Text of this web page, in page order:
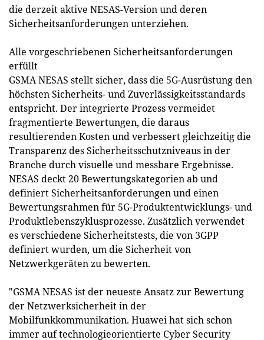
die derzeit aktive NESAS-Version und deren
Sicherheitsanforderungen unterziehen.
Alle vorgeschriebenen Sicherheitsanforderungen
erfüllt
GSMA NESAS stellt sicher, dass die 5G-Ausrüstung den
höchsten Sicherheits- und Zuverlässigkeitsstandards
entspricht. Der integrierte Prozess vermeidet
fragmentierte Bewertungen, die daraus
resultierenden Kosten und verbessert gleichzeitig die
Transparenz des Sicherheitsschutzniveaus in der
Branche durch visuelle und messbare Ergebnisse.
NESAS deckt 20 Bewertungskategorien ab und
definiert Sicherheitsanforderungen und einen
Bewertungsrahmen für 5G-Produktentwicklungs- und
Produktlebenszyklusprozesse. Zusätzlich verwendet
es verschiedene Sicherheitstests, die von 3GPP
definiert wurden, um die Sicherheit von
Netzwerkgeräten zu bewerten.
"GSMA NESAS ist der neueste Ansatz zur Bewertung
der Netzwerksicherheit in der
Mobilfunkkommunikation. Huawei hat sich schon
immer auf technologieorientierte Cyber Security